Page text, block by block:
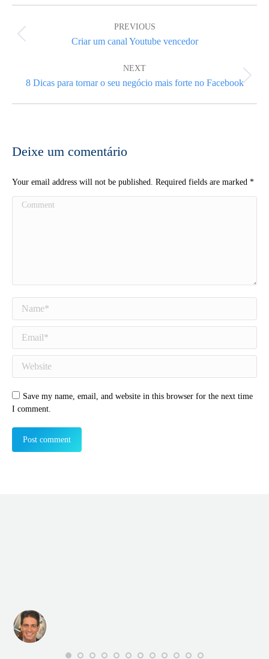
navigation
PREVIOUS
Previous
Criar um canal Youtube vencedor
NEXT
Next
post:
8 Dicas para tornar o seu negócio mais forte no Facebook
Deixe um comentário
Your email address will not be published. Required fields are marked *
Comment
Save my name, email, and website in this browser for the next time
I comment.
Post comment